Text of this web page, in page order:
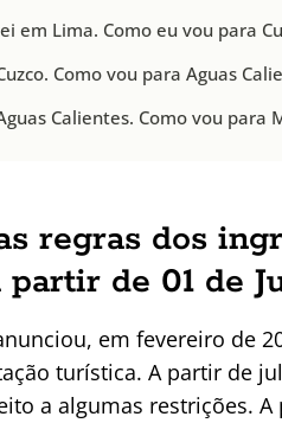
em Lima. Como eu vou para
Como vou para Aguas
Calientes. Como vou para
regras dos
de 01 de
em fevereiro de
turística. A partir de
a algumas restrições.